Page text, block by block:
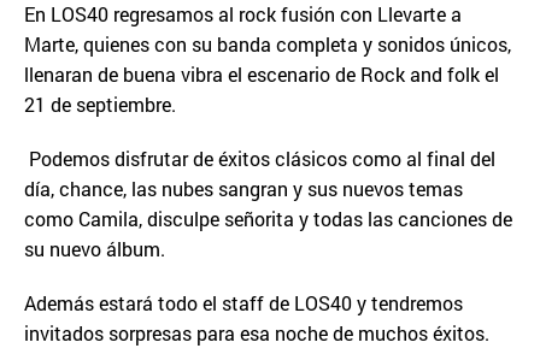
En LOS40 regresamos al rock fusión con Llevarte a
Marte, quienes con su banda completa y sonidos únicos,
llenaran de buena vibra el escenario de Rock and folk el
21 de septiembre.
Podemos disfrutar de éxitos clásicos como al final del
día, chance, las nubes sangran y sus nuevos temas
como Camila, disculpe señorita y todas las canciones de
su nuevo álbum.
Además estará todo el staff de LOS40 y tendremos
invitados sorpresas para esa noche de muchos éxitos.